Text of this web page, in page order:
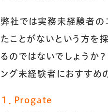
弊社では実務未経験者の
たことがないという方を
るのではないでしょうか
ング未経験者におすすめ
１．Progate